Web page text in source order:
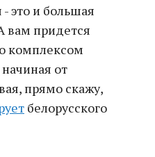
это и большая
вам придется
комплексом
от
прямо скажу,
белорусского